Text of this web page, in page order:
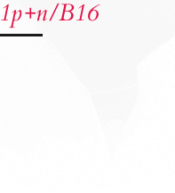
1p+n/B16